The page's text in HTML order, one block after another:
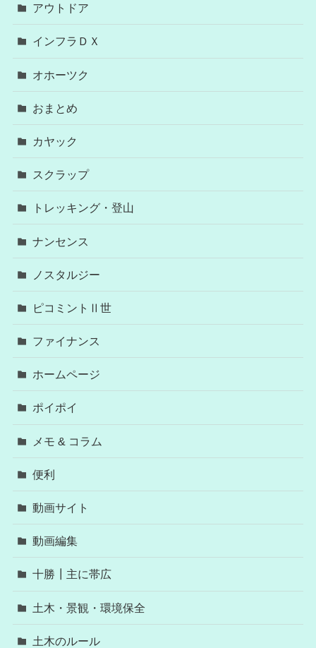
アウトドア
インフラＤＸ
オホーツク
おまとめ
カヤック
スクラップ
トレッキング・登山
ナンセンス
ノスタルジー
ピコミントⅡ世
ファイナンス
ホームページ
ポイポイ
メモ & コラム
便利
動画サイト
動画編集
十勝┃主に帯広
土木・景観・環境保全
土木のルール